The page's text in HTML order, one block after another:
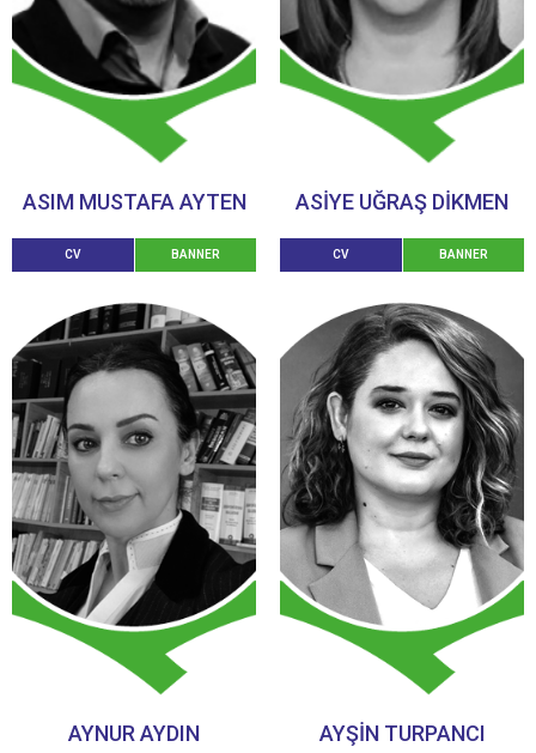
ASIM MUSTAFA AYTEN
CV BANNER
ASİYE UĞRAŞ DİKMEN
CV BANNER
AYNUR AYDIN AYŞİN TURPANCI